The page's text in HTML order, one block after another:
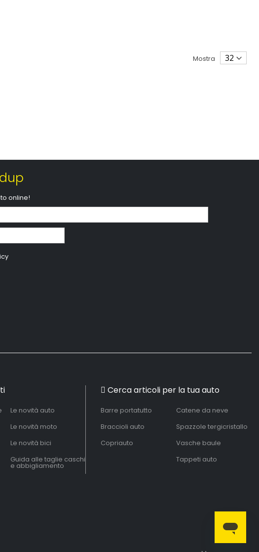
Mostra
online!
Le novità auto
Le novità moto
Le novità bici
Guida alle taglie caschi
e abbigliamento
Cerca articoli per la tua auto
Barre portatutto
Braccioli auto
Copriauto
Catene da neve
Spazzole tergicristallo
Vasche baule
Tappeti auto